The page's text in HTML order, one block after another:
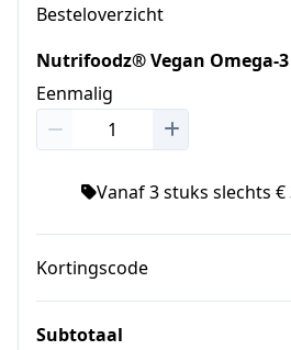
Besteloverzicht
Nutrifoodz® Vegan Omega-3
Eenmalig
Vanaf 3 stuks slechts
Kortingscode
Subtotaal